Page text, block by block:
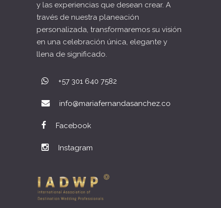
y las experiencias que desean crear. A
través de nuestra planeación
personalizada, transformaremos su visión
en una celebración única, elegante y
llena de significado.
+57 301 640 7582
info@mariafernandasanchez.co
Facebook
Instagram